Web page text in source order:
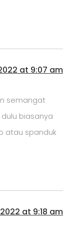
at 9:07 am
semangat
biasanya
atau spanduk
at 9:18 am